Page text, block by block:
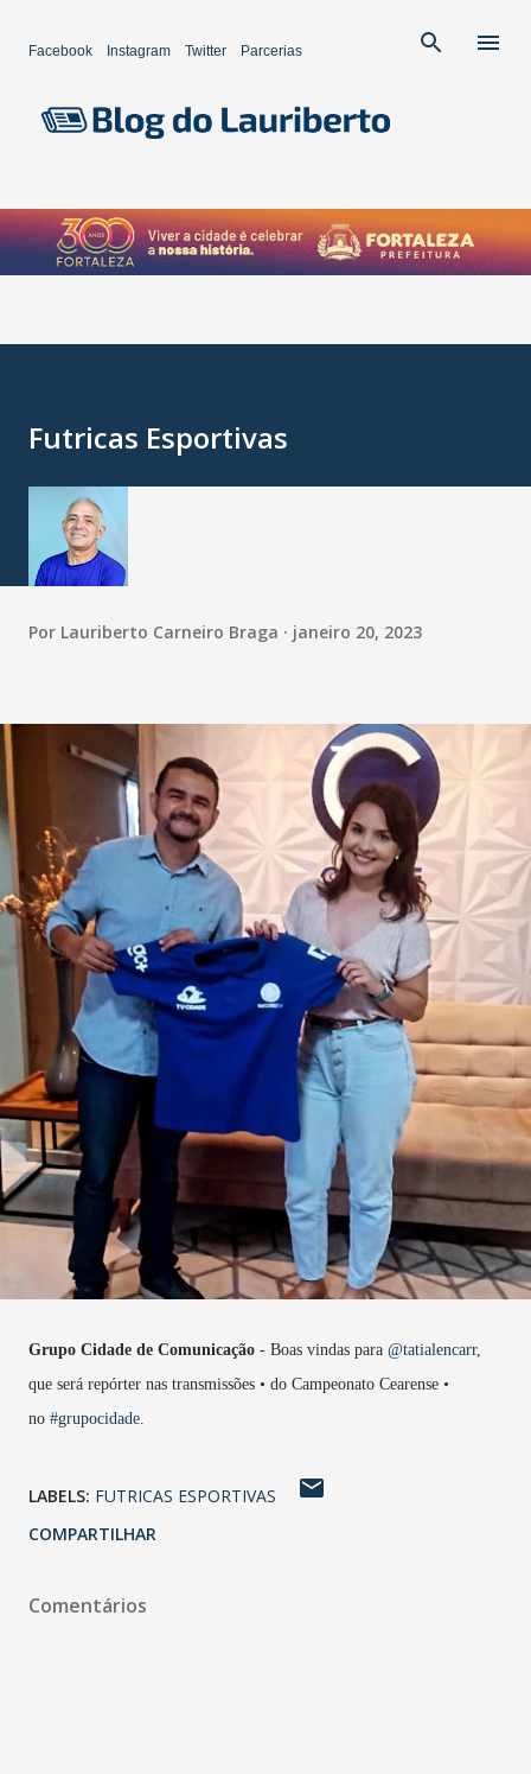
Facebook Instagram Twitter Parcerias
Futricas Esportivas
Por Lauriberto Carneiro Braga janeiro 20, 2023
Grupo Cidade de Comunicação - Boas vindas para @tatialencarr,
que será repórter nas transmissões • do Campeonato Cearense •
no #grupocidade.
LABELS: FUTRICAS ESPORTIVAS
COMPARTILHAR
Comentários